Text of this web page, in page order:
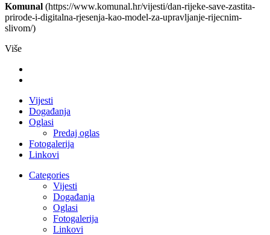
Komunal (https://www.komunal.hr/vijesti/dan-rijeke-save-zastita-
prirode-i-digitalna-rjesenja-kao-model-za-upravljanje-rijecnim-
slivom/)
Više
Vijesti
Događanja
Oglasi
Predaj oglas
Fotogalerija
Linkovi
Categories
Vijesti
Događanja
Oglasi
Fotogalerija
Linkovi